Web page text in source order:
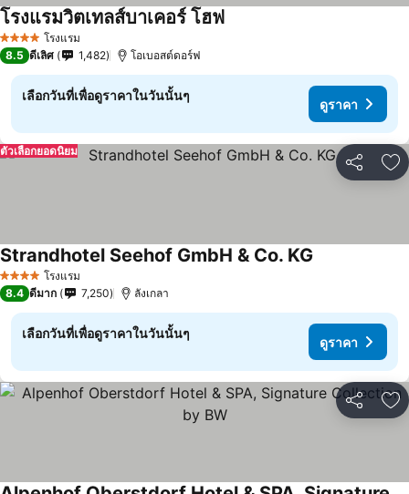
4 ดาว โรงแรม
โรงแรมวิตเทลส์บาเคอร์ โฮฟ
8.5 ดีเลิศ 1,482 โอเบอสต์ดอร์ฟ
เลือกวันที่เพื่อดูราคาในวันนั้นๆ
ดูราคา
แชร์ เ
ตัวเลือกยอดนิยม
4 ดาว โรงแรม
Strandhotel Seehof GmbH & Co. KG
8.4 ดีมาก 7,250 ลังเกลา
เลือกวันที่เพื่อดูราคาในวันนั้นๆ
ดูราคา
แชร์ เ